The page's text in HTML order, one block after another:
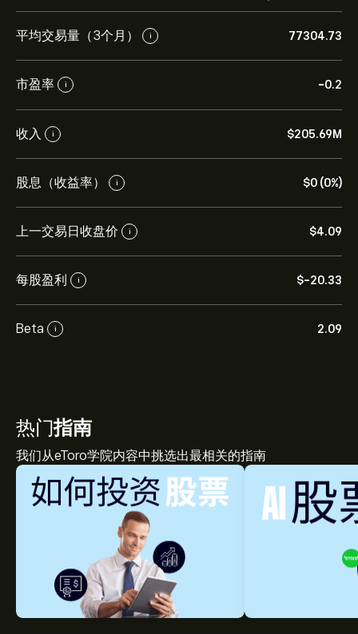
平均交易量（3个月） i 77304.73
市盈率 i -0.2
收入 i ‎$‎205.69M
股息（收益率） i ‎$‎0 (0%)
上一交易日收盘价 i ‎$‎4.09
每股盈利 i ‎$‎-20.33
Beta i 2.09
热门指南
我们从eToro学院内容中挑选出最相关的指南